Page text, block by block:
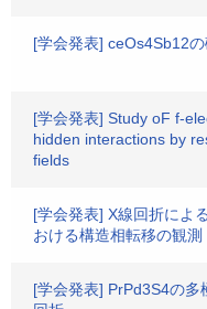
[学会発表] ceOs4Sb12
[学会発表] Study oF f-
hidden interactions by
fields
[学会発表] X線回折によ
おける構造相転移の観測
[学会発表] PrPd3S4の多